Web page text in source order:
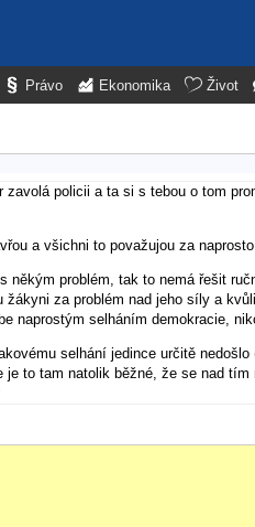
Právo Ekonomika Život
policii a ta si s tebou o tom
a všichni to považujou za naprosto
problém, tak to nemá řešit
za problém nad jeho síly a
selháním demokracie,
selhání jedince určitě
to tam natolik běžné, že se nad